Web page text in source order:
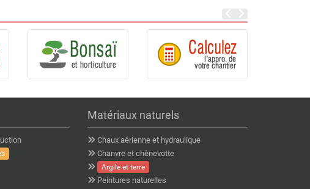
Matériaux naturels
Chaux aérienne et hydraulique
Chanvre et chènevotte
Argile et terre
Peintures naturelles